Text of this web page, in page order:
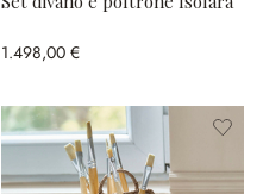
1.498,00 €